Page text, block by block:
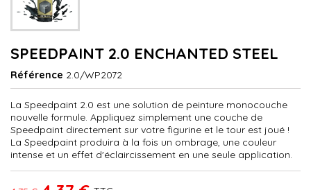
SPEEDPAINT 2.0 ENCHANTED STEEL
Référence 2.0/WP2072
La Speedpaint 2.0 est une solution de peinture monocouche
nouvelle formule. Appliquez simplement une couche de
Speedpaint directement sur votre figurine et le tour est joué !
La Speedpaint produira à la fois un ombrage, une couleur
intense et un effet d'éclaircissement en une seule application.